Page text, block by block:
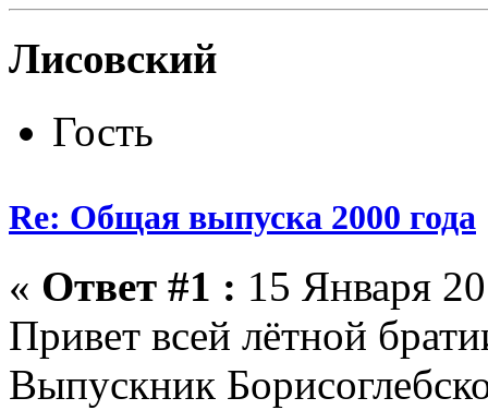
Лисовский
Гость
Re: Общая выпуска 2000 года
« Ответ #1 : 15 Января
Привет всей лётной
Выпускник